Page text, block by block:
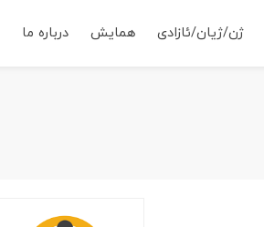
ژن/ژیان/ئازادی همایش درباره ما